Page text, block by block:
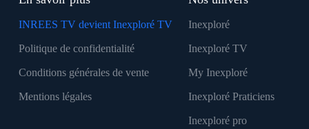
INREES TV devient Inexploré TV
Politique de confidentialité
Conditions générales de vente
Mentions légales
Inexploré
Inexploré TV
My Inexploré
Inexploré Praticiens
Inexploré pro